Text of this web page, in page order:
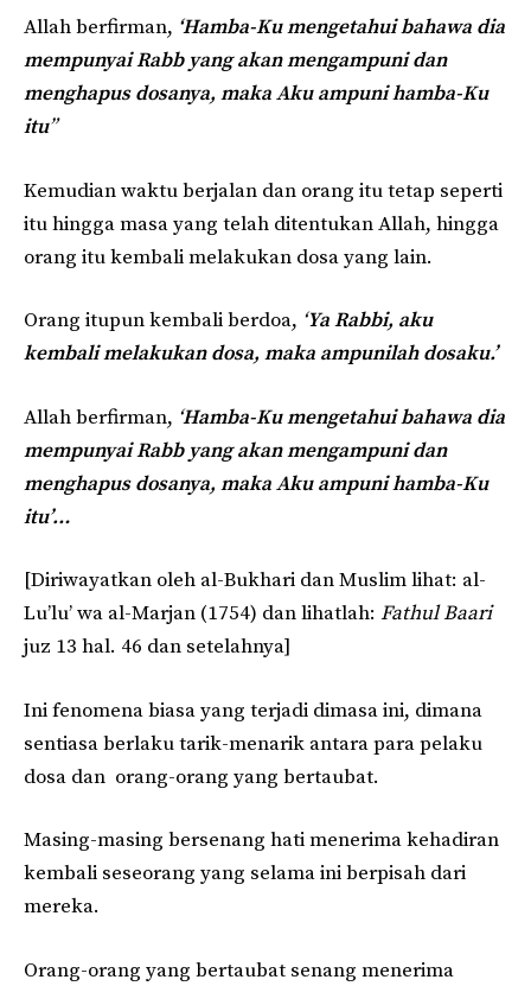
Allah berfirman, ‘Hamba-Ku mengetahui bahawa dia
mempunyai Rabb yang akan mengampuni dan
menghapus dosanya, maka Aku ampuni hamba-Ku
itu”
Kemudian waktu berjalan dan orang itu tetap seperti
itu hingga masa yang telah ditentukan Allah, hingga
orang itu kembali melakukan dosa yang lain.
Orang itupun kembali berdoa, ‘Ya Rabbi, aku
kembali melakukan dosa, maka ampunilah dosaku.’
Allah berfirman, ‘Hamba-Ku mengetahui bahawa dia
mempunyai Rabb yang akan mengampuni dan
menghapus dosanya, maka Aku ampuni hamba-Ku
itu’…
[Diriwayatkan oleh al-Bukhari dan Muslim lihat: al-
Lu’lu’ wa al-Marjan (1754) dan lihatlah: Fathul Baari
juz 13 hal. 46 dan setelahnya]
Ini fenomena biasa yang terjadi dimasa ini, dimana
sentiasa berlaku tarik-menarik antara para pelaku
dosa dan orang-orang yang bertaubat.
Masing-masing bersenang hati menerima kehadiran
kembali seseorang yang selama ini berpisah dari
mereka.
Orang-orang yang bertaubat senang menerima